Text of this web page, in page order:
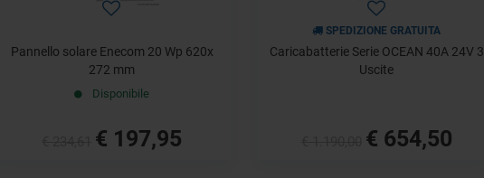
Pannello solare Enecom 20 Wp 620x
272 mm
Disponibile
€ 197,95
SPEDIZIONE GRATUITA
Caricabatterie Serie OCEAN 40A 24V 3
Uscite
€ 654,50